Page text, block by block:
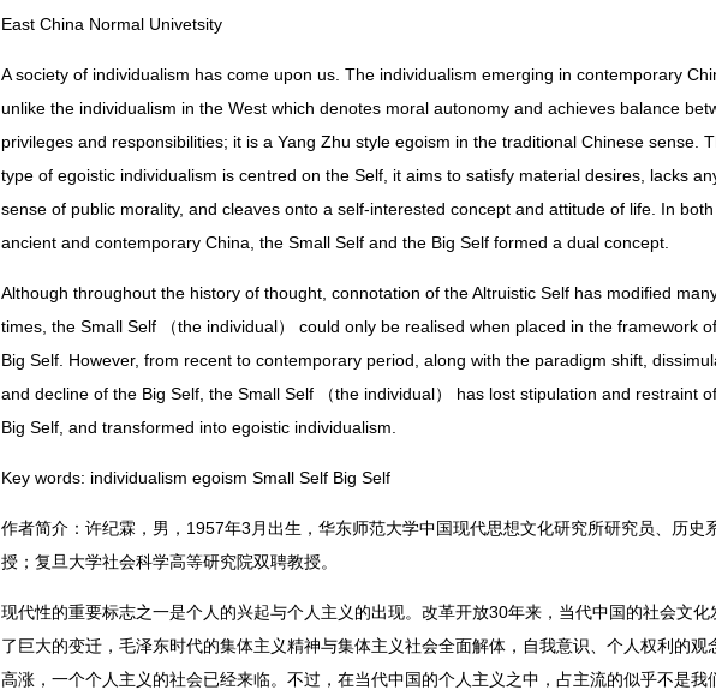
East China Normal Univetsity
A society of individualism has come upon us. The individualism emerging in contemporary
unlike the individualism in the West which denotes moral autonomy and achieves balance
privileges and responsibilities; it is a Yang Zhu style egoism in the traditional Chinese sense.
type of egoistic individualism is centred on the Self, it aims to satisfy material desires, lacks
sense of public morality, and cleaves onto a self-interested concept and attitude of life. In both
ancient and contemporary China, the Small Self and the Big Self formed a dual concept.
Although throughout the history of thought, connotation of the Altruistic Self has modified
times, the Small Self （the individual） could only be realised when placed in the framework
Big Self. However, from recent to contemporary period, along with the paradigm shift,
and decline of the Big Self, the Small Self （the individual） has lost stipulation and restraint
Big Self, and transformed into egoistic individualism.
Key words: individualism egoism Small Self Big Self
作者简介：许纪霖，男，1957年3月出生，华东师范大学中国现代思想文化研究所研究员、历史
授；复旦大学社会科学高等研究院双聘教授。
现代性的重要标志之一是个人的兴起与个人主义的出现。改革开放30年来，当代中国的社会文化
了巨大的变迁，毛泽东时代的集体主义精神与集体主义社会全面解体，自我意识、个人权利的观
高涨，一个个人主义的社会已经来临。不过，在当代中国的个人主义之中，占主流的似乎不是我